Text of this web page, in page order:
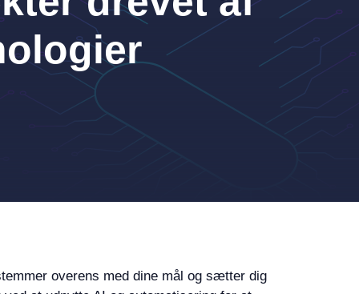
overens med dine mål og sætter dig